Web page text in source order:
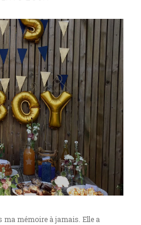
ma mémoire à jamais. Elle a